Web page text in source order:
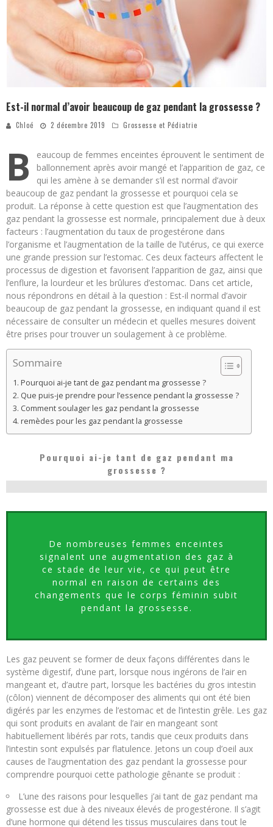
Est-il normal d’avoir beaucoup de gaz pendant la grossesse ?
Chloé 2 décembre 2019 Grossesse et Pédiatrie
B
eaucoup de femmes enceintes éprouvent le sentiment de
ballonnement après avoir mangé et l’apparition de gaz, ce
qui les amène à se demander s’il est normal d’avoir
beaucoup de gaz pendant la grossesse et pourquoi cela se
produit. La réponse à cette question est que l’augmentation des
gaz pendant la grossesse est normale, principalement due à deux
facteurs : l’augmentation du taux de progestérone dans
l’organisme et l’augmentation de la taille de l’utérus, ce qui exerce
une grande pression sur l’estomac. Ces deux facteurs affectent le
processus de digestion et favorisent l’apparition de gaz, ainsi que
l’enflure, la lourdeur et les brûlures d’estomac. Dans cet article,
nous répondrons en détail à la question : Est-il normal d’avoir
beaucoup de gaz pendant la grossesse, en indiquant quand il est
nécessaire de consulter un médecin et quelles mesures doivent
être prises pour trouver un soulagement à ce problème.
Sommaire
Pourquoi ai-je tant de gaz pendant ma grossesse ?
Que puis-je prendre pour l’essence pendant la grossesse ?
Comment soulager les gaz pendant la grossesse
remèdes pour les gaz pendant la grossesse
Pourquoi ai-je tant de gaz pendant ma
grossesse ?
De nombreuses femmes enceintes
signalent une augmentation des gaz à
ce stade de leur vie, ce qui peut être
normal en raison de certains des
changements que le corps féminin subit
pendant la grossesse.
Les gaz peuvent se former de deux façons différentes dans le
système digestif, d’une part, lorsque nous ingérons de l’air en
mangeant et, d’autre part, lorsque les bactéries du gros intestin
(côlon) viennent de décomposer des aliments qui ont été bien
digérés par les enzymes de l’estomac et de l’intestin grêle. Les gaz
qui sont produits en avalant de l’air en mangeant sont
habituellement libérés par rots, tandis que ceux produits dans
l’intestin sont expulsés par flatulence. Jetons un coup d’oeil aux
causes de l’augmentation des gaz pendant la grossesse pour
comprendre pourquoi cette pathologie gênante se produit :
L’une des raisons pour lesquelles j’ai tant de gaz pendant ma
grossesse est due à des niveaux élevés de progestérone. Il s’agit
d’une hormone qui détend les tissus musculaires dans tout le